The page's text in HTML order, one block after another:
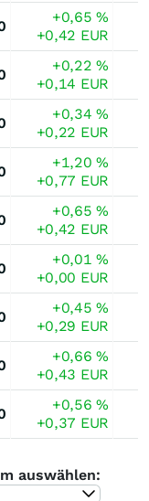
+0,65%
+0,42 EUR
+0,22%
+0,14 EUR
+0,34%
+0,22 EUR
+1,20%
+0,77 EUR
+0,65%
+0,42 EUR
+0,01%
+0,00 EUR
+0,45%
+0,29 EUR
+0,66%
+0,43 EUR
+0,56%
+0,37 EUR
auswählen: